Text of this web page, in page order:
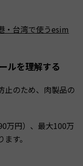
・台湾で使うesim
ルを理解する
止のため、肉製品の
万円）、最大100万
す。